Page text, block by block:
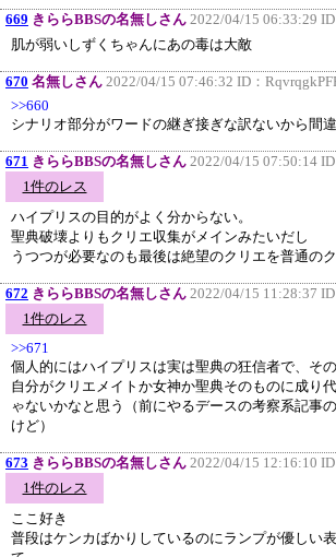
669 きららBBSの名無しさん 2022/04/15 06:33:29 ID
肌が弱いしずくちゃんにあの毒は大敵
670 名無しさん 2022/04/15 07:46:32 ID：
>>660
シナリオ部分がワードの継ぎ接ぎな訳ないから間
671 きららBBSの名無しさん 2022/04/15 07:50:14 ID
1件のレス
ハイプリスの目的がよく分からない。
聖典破壊よりもクリエ収集がメインみたいだし
うつつが必要なのも最後は絶望のクリエを普通の
672 きららBBSの名無しさん 2022/04/15 11:28:37 ID
1件のレス
>>671
個人的にはハイプリスは実は聖典の狂信者で、そ
自分がクリエメイトか女神か聖典そのものに成り
ゃないかなと思う（前にやるデースの考察系記事
けど）
673 きららBBSの名無しさん 2022/04/15 12:16:10 ID
1件のレス
ここ好き
普段はケンカばかりしているのにランプが優しい